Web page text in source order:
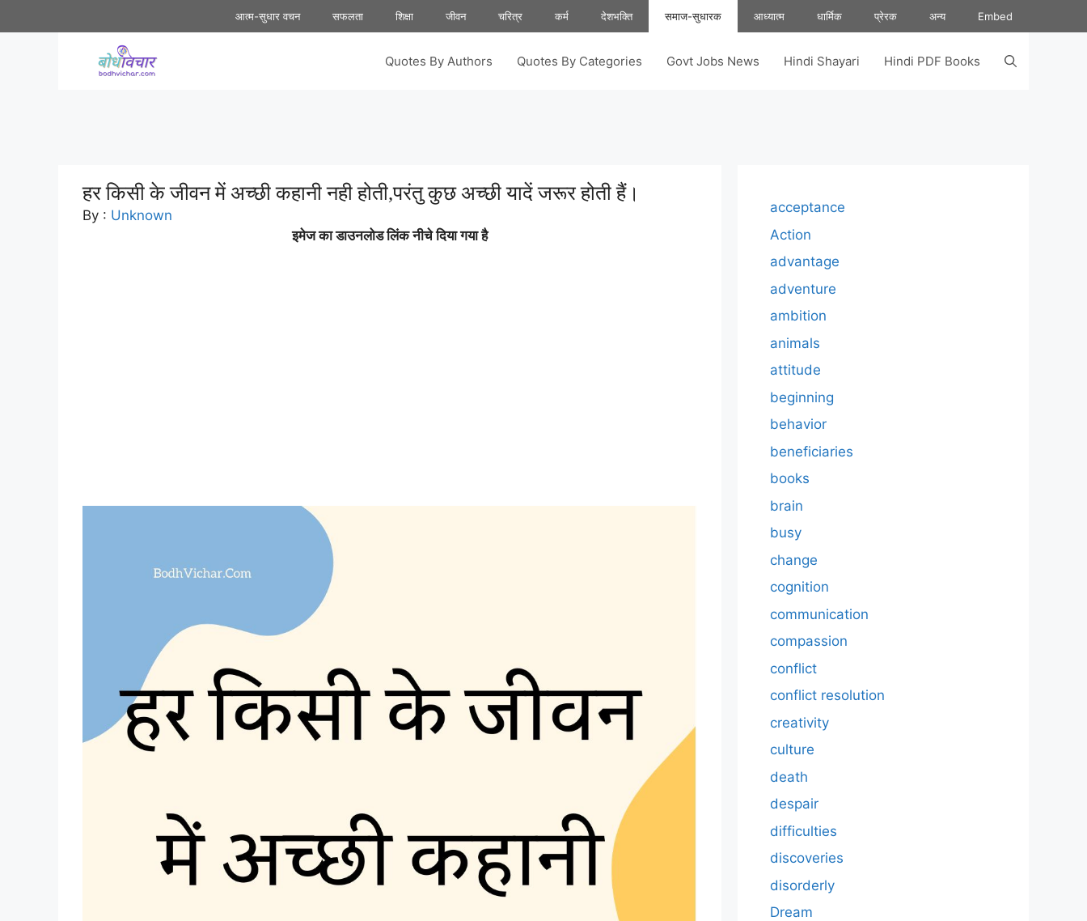
to
आत्म-सुधार वचन सफलता शिक्षा जीवन चरित्र कर्म देशभक्ति समाज-सुधारक आध्यात्म धार्मिक प्रेरक अन्य Embed
Quotes By Authors Quotes By Categories Govt Jobs News Hindi Shayari Hindi PDF Books
हर किसी के जीवन में अच्छी कहानी नही होती,परंतु कुछ अच्छी यादें जरूर होती हैं।
By : Unknown
इमेज का डाउनलोड लिंक नीचे दिया गया है
acceptance
Action
advantage
adventure
ambition
animals
attitude
beginning
behavior
beneficiaries
books
brain
busy
change
cognition
communication
compassion
conflict
conflict resolution
creativity
culture
death
despair
difficulties
discoveries
disorderly
Dream